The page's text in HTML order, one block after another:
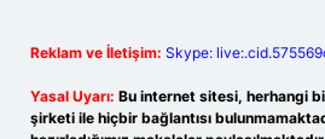
Reklam ve İletişim: Skype:
Yasal Uyarı: Bu internet sitesi, herhangi
şirketi ile hiçbir bağlantısı